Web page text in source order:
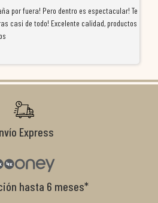
por fuera! Pero dentro es espectacular! Te
casi de todo! Excelente calidad, productos
Express
hasta 6 meses*